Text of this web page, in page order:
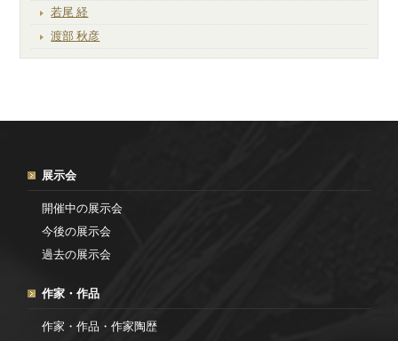
若尾 経
渡部 秋彦
展示会
開催中の展示会
今後の展示会
過去の展示会
作家・作品
作家・作品・作家陶歴